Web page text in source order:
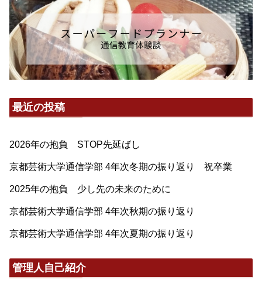
最近の投稿
2026年の抱負 STOP先延ばし
京都芸術大学通信学部 4年次冬期の振り返り 祝卒業
2025年の抱負 少し先の未来のために
京都芸術大学通信学部 4年次秋期の振り返り
京都芸術大学通信学部 4年次夏期の振り返り
管理人自己紹介